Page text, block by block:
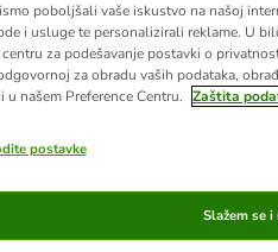
250 g
Rocco
Trake
poboljšali vaše iskustvo na našoj
i usluge te personalizirali reklame. U
centru za podešavanje postavki o
za obradu vaših podataka,
u našem Preference Centru. Zaštita
postavke
Slažem se